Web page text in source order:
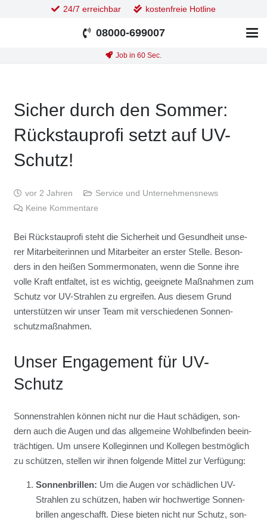
24/7 erreichbar kostenfreie Hotline
08000-699007
Job in 60 Sec.
Sicher durch den Som­mer:
Rück­stau­pro­fi setzt auf UV-
Schutz!
vor 2 Jahren
Service und Unternehmensnews
Keine Kommentare
Bei Rück­stau­pro­fi steht die Sicher­heit und Gesund­heit unse­
rer Mit­ar­bei­te­rin­nen und Mit­ar­bei­ter an ers­ter Stel­le. Beson­
ders in den hei­ßen Som­mer­mo­na­ten, wenn die Son­ne ihre
vol­le Kraft ent­fal­tet, ist es wich­tig, geeig­ne­te Maß­nah­men zum
Schutz vor UV-Strah­len zu ergrei­fen. Aus die­sem Grund
unter­stüt­zen wir unser Team mit ver­schie­de­nen Son­nen­
schutz­maß­nah­men.
Unser Enga­ge­ment für UV-
Schutz
Son­nen­strah­len kön­nen nicht nur die Haut schä­di­gen, son­
dern auch die Augen und das all­ge­mei­ne Wohl­be­fin­den beein­
träch­ti­gen. Um unse­re Kol­le­gin­nen und Kol­le­gen best­mög­lich
zu schüt­zen, stel­len wir ihnen fol­gen­de Mit­tel zur Ver­fü­gung:
Son­nen­bril­len: Um die Augen vor schäd­li­chen UV-
Strah­len zu schüt­zen, haben wir hoch­wer­ti­ge Son­nen­
bril­len ange­schafft. Die­se bie­ten nicht nur Schutz, son­